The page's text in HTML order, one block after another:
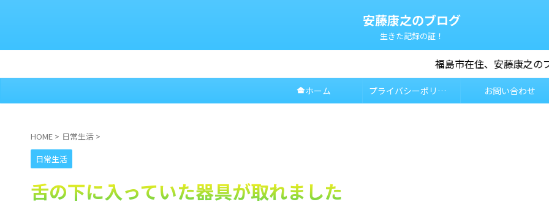
安藤康之のブログ
生きた記録の証！
福島市在住、安藤康之のブログです。地域の情報や趣味の
other_housesホーム プライバシーポリシー お問い合わせ
HOME > 日常生活 >
日常生活
舌の下に入っていた器具が取れました